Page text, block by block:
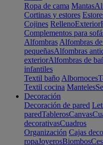
Ropa de cama Mantas
Cortinas y estores
Cojines RellenoExterior
Complementos para
Alfombras Alfombras
pequeñasAlfombras
exteriorAlfombras de
infantiles
Textil baño Albornoces
Textil cocina Manteles
Decoración
Decoración de pared
paredTablerosCanvas
decorativasCuadros
Organización Cajas
ropaJoyerosBiombos